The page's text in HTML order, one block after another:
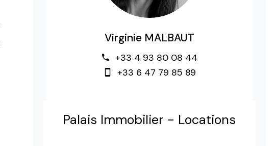
Virginie MALBAUT
+33 4 93 80 08 44
+33 6 47 79 85 89
Palais Immobilier - Locations